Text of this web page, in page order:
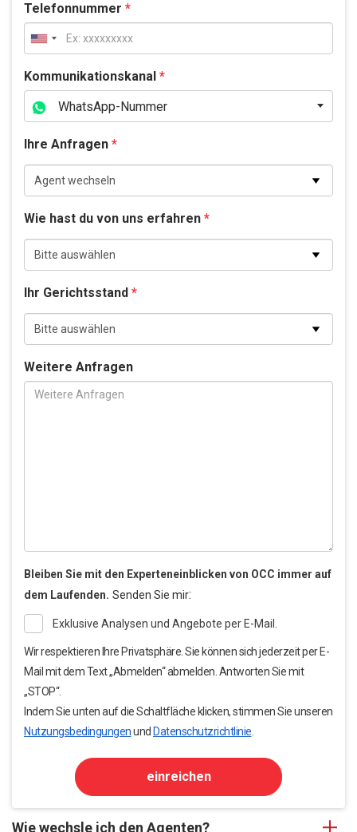
Telefonnummer *
Kommunikationskanal *
WhatsApp-Nummer
Ihre Anfragen *
Wie hast du von uns erfahren *
Ihr Gerichtsstand *
Weitere Anfragen
Bleiben Sie mit den Experteneinblicken von OCC immer auf
dem Laufenden. Senden Sie mir:
Exklusive Analysen und Angebote per E-Mail.
Wir respektieren Ihre Privatsphäre. Sie können sich jederzeit per E-
Mail mit dem Text „Abmelden“ abmelden. Antworten Sie mit
„STOP“.
Indem Sie unten auf die Schaltfläche klicken, stimmen Sie unseren
Nutzungsbedingungenund Datenschutzrichtlinie
einreichen
Wie wechsle ich den Agenten?